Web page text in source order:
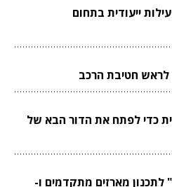
ייעודית בתחום
לראש חטיבת הרכב
כדי לפתח את הדור הבא של
לתכנון מארזים מתקדמים ו-